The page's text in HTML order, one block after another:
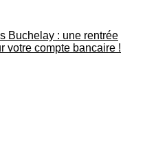
Buchelay : une rentrée
votre compte bancaire !